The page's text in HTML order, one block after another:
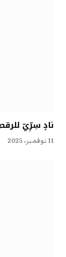
نادٍ سِرِّيّ
11 نوفمبر، 2025